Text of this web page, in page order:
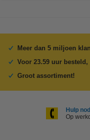
Meer dan 5 miljoen
Voor 23.59 uur
Groot assortiment!
Hulp
Op